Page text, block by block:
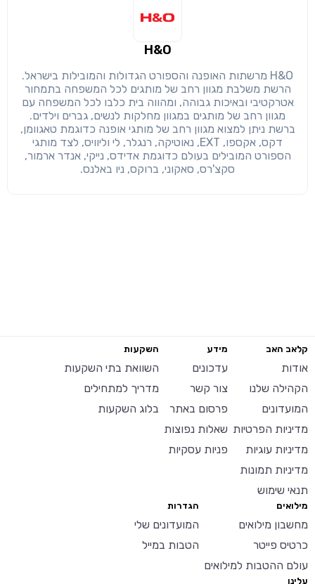
שיתוף
מימוש הטבה זו ניתן רק לחברי
הבנתי, המשך לאתר
H&O
H&O מרשתות האופנה והספורט הגדולות והמובילות בישראל.
הרשת משלבת מגוון רחב של מותגים לכל המשפחה בתמחור
אטרקטיבי ובאיכות גבוהה, ומהווה בית כלבו לכל המשפחה עם
מגוון רחב של מותגים במגוון מחלקות לנשים, גברים וילדים.
ברשת ניתן למצוא מגוון רחב של מותגי אופנה כדוגמת טאגוומן,
דקס, אקספו, EXT, נאוטיקה, רנגלר, לי וליוויס, לצד מותגי
הספורט המובילים בעולם כדוגמת אדידס, נייקי, אנדר ארמור,
סקצ'רס, סאקוני, ברוקס, ניו באלנס.
קלאב האב
אודות
הקהילה שלנו
המועדונים
מדיניות הפרטיות
מדיניות עוגיות
מדיניות תמונות
תנאי שימוש
מידע
עדכונים
צור קשר
פרסום באתר
שאלות נפוצות
פניות עסקיות
השקעות
השוואת בתי השקעות
מדריך למתחילים
בלוג השקעות
מילואים
מחשבון מילואים
כרטיס פייטר
עולם ההטבות למילואים
הגדרות
המועדונים שלי
הטבות במייל
עלינו